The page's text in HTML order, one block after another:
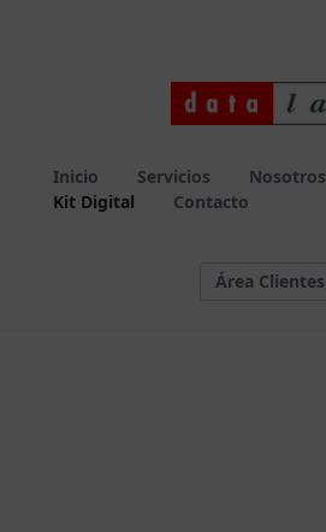
Inicio Servicios Nosotros
Kit Digital
Contacto
Área Clientes